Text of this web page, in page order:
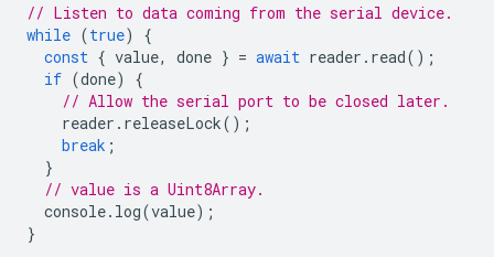
// Listen to data coming from the serial device.
while (true)
{
const { value, done } = await reader . read();
if (done)
{
// Allow the serial port to be closed later.
reader . releaseLock();
break ;
}
// value is a Uint8Array.
console. log(value);
}